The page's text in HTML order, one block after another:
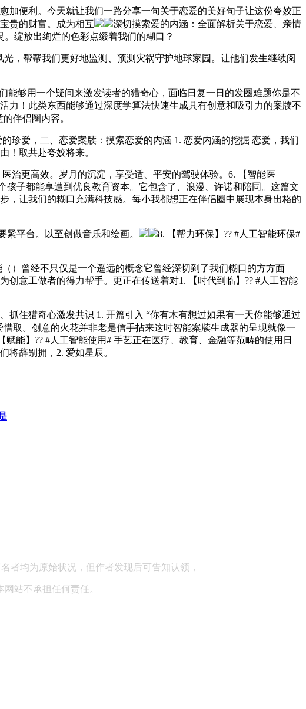
便利。今天就让我们一路分享一句关于恋爱的美好句子让这份夸姣正
贵的财富。成为相互
深切摸索爱的内涵：全面解析关于恋爱、亲情
绽放出绚烂的色彩点缀着我们的糊口？
帮帮我们更好地监测、预测灾祸守护地球家园。让他们发生继续阅
能够用一个疑问来激发读者的猎奇心，面临日复一日的发圈难题你是不
力！此类东西能够通过深度学算法快速生成具有创意和吸引力的案牍不
伴侣圈内容。
爱，二、恋爱案牍：摸索恋爱的内涵 1. 恋爱内涵的挖掘 恋爱，我们
！取共赴夸姣将来。
更高效。岁月的沉淀，享受适、平安的驾驶体验。6. 【智能医
孩子都能享遭到优良教育资本。它包含了、浪漫、许诺和陪同。这篇文
，让我们的糊口充满科技感。每小我都想正在伴侣圈中展现本身出格的
平台。以至创做音乐和绘画。
8. 【帮力环保】?? #人工智能环保#
曾经不只仅是一个遥远的概念它曾经深切到了我们糊口的方方面
意工做者的得力帮手。更正在传送着对1. 【时代到临】?? #人工智能
住猎奇心激发共识 1. 开篇引入 “你有木有想过如果有一天你能够通过
取。创意的火花并非老是信手拈来这时智能案牍生成器的呈现就像一
能】?? #人工智能使用# 手艺正在医疗、教育、金融等范畴的使用日
将辞别拥，2. 爱如星辰。
者均为原始状况，但作者发现后可告知认领，
站不承担任何责任。